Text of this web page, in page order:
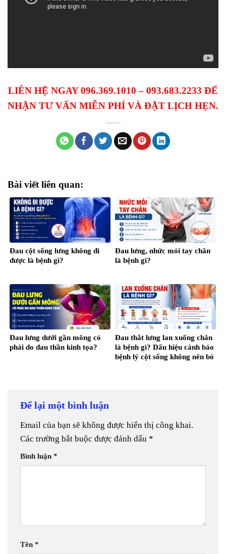
LIÊN HỆ NGAY 096.369.1010 – 093.683.2233 ĐỂ
NHẬN TƯ VẤN MIỄN PHÍ VÀ ĐẶT LỊCH HẸN.
Bài viết liên quan:
Đau cột sống lưng không đi
được là bệnh gì?
Đau lưng, nhức mỏi tay chân
là bệnh gì?
Đau lưng dưới gần mông có
phải do đau thần kinh tọa?
Đau thắt lưng lan xuống chân
là bệnh gì? Dấu hiệu cảnh báo
bệnh lý cột sống không nên bỏ
Để lại một bình luận
Email của bạn sẽ không được hiển thị công khai.
Các trường bắt buộc được đánh dấu *
Bình luận *
Tên *